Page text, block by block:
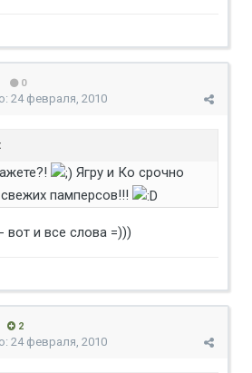
0
24 февраля, 2010
Ягру и Ко срочно
памперсов!!!
вот и все слова =)))
2
24 февраля, 2010